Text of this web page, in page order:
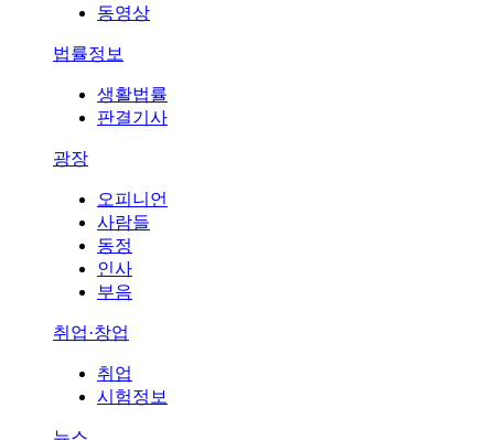
동영상
법률정보
생활법률
판결기사
광장
오피니언
사람들
동정
인사
부음
취업·창업
취업
시험정보